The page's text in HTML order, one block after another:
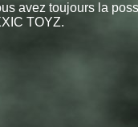
avez toujours la
TOYZ.